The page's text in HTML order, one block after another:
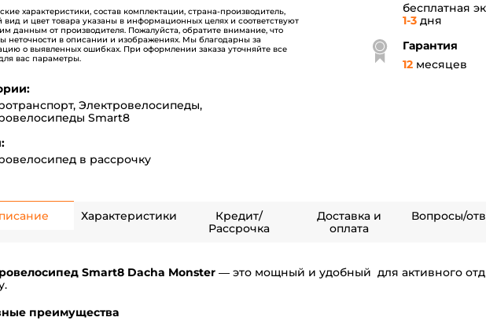
характеристики, состав комплектации, страна-производитель,
и цвет товара указаны в информационных целях и соответствуют
данным от производителя. Пожалуйста, обратите внимание, что
неточности в описании и изображениях. Мы благодарны за
о выявленных ошибках. При оформлении заказа уточняйте все
вас параметры.
, Электровелосипеды,
Smart8
в рассрочку
бесплатная
1-3 дня
Гарантия
12 месяцев
Характеристики
Кредит/
Рассрочка
Доставка и
оплата
Вопросы/
Smart8 Dacha Monster — это мощный и удобный для активного
преимущества